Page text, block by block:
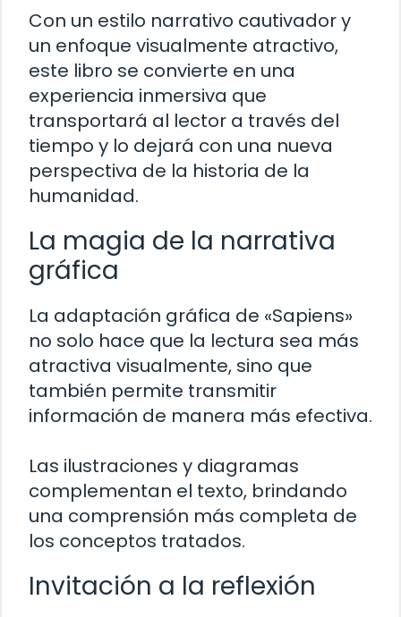
Con un estilo narrativo cautivador y
un enfoque visualmente atractivo,
este libro se convierte en una
experiencia inmersiva que
transportará al lector a través del
tiempo y lo dejará con una nueva
perspectiva de la historia de la
humanidad.
La magia de la narrativa
gráfica
La adaptación gráfica de «Sapiens»
no solo hace que la lectura sea más
atractiva visualmente, sino que
también permite transmitir
información de manera más efectiva.
Las ilustraciones y diagramas
complementan el texto, brindando
una comprensión más completa de
los conceptos tratados.
Invitación a la reflexión